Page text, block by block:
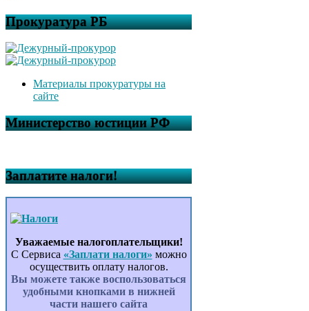
Прокуратура РБ
Материалы прокуратуры на
сайте
Министерство юстиции РФ
Заплатите налоги!
Уважаемые налогоплательщики!
С Сервиса «Заплати налоги» можно
осуществить оплату налогов.
Вы можете также воспользоваться
удобными кнопками в нижней
части нашего сайта